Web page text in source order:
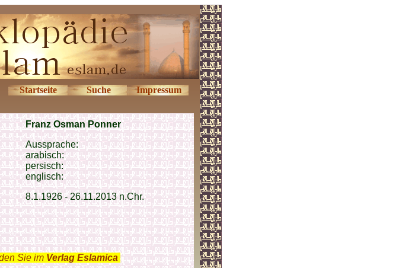
Startseite Suche Impressum
Franz Osman Ponner
Aussprache:
arabisch:
persisch:
englisch:
8.1.1926 -26.11.2013 n.Chr.
Sie im Verlag Eslamica